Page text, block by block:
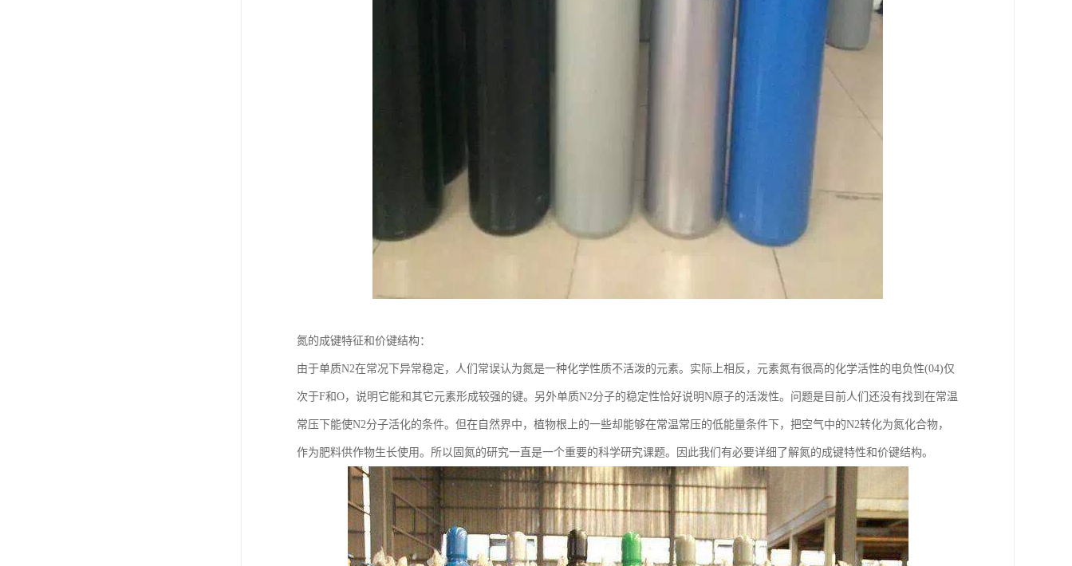
氮的成键特征和价键结构：
由于单质N2在常况下异常稳定，人们常误认为氮是一种化学性质不活泼的元素。实际上相反，元素氮有很高的化学活性的电负性(04)仅
次于F和O，说明它能和其它元素形成较强的键。另外单质N2分子的稳定性恰好说明N原子的活泼性。问题是目前人们还没有找到在常温
常压下能使N2分子活化的条件。但在自然界中，植物根上的一些却能够在常温常压的低能量条件下，把空气中的N2转化为氮化合物，
作为肥料供作物生长使用。所以固氮的研究一直是一个重要的科学研究课题。因此我们有必要详细了解氮的成键特性和价键结构。